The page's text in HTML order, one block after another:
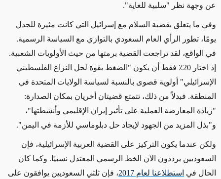
عن وجهة نظر "سلبية للغاية".
وفي ما يتعلق بقضية السلام مع إسرائيل التي كانت مثيرة للجدل
يومًا، تطور الرأي العام السعودي بالتوازي مع السياسة الرسمية.
في الواقع، لقد تراجعت القضية برمتها من حيث الأولويات الشعبية.
إذ اختار 20٪ فقط أن يكون "الضغط بقوة لحل النزاع الفلسطيني
الإسرائيلي" أولوية قصوى بالنسبة لسياسة الولايات المتحدة في
المنطقة. فبدلاً من ذلك، تتمتع قضيتان أخريان بمكان الصدارة:
"زيادة المعارضة العملية على تأثير إيران الإقليمي وأنشطتها"،
و"بذل المزيد من الجهود لإيجاد حل دبلوماسي للأزمة في اليمن".
ولكن عندما يكون التركيز على القضية العربية الإسرائيلية، فإن
السعوديين يرددون الآن الخط الرسمي المعتدل نسبيًا. وكما كان
الحال في استطلاعنا لعام 2017
، فإن ثلثي السعوديين يوافقون على